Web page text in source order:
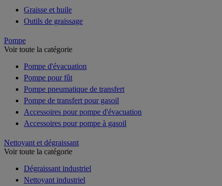
Graisse et huile
Outils de graissage
Pompe
Voir toute la catégorie
Pompe d'évacuation
Pompe pour fût
Pompe pneumatique de transfert
Pompe de transfert pour gasoil
Accessoires pour pompe d'évacuation
Accessoires pour pompe à gasoil
Nettoyant et dégraissant
Voir toute la catégorie
Dégraissant industriel
Nettoyant industriel